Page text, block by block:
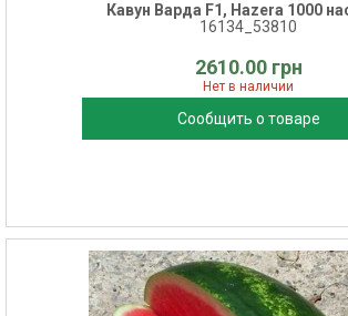
Кавун Варда F1, Hazera 1000
16134_53810
2610.00 грн
Нет в наличии
Сообщить о товаре